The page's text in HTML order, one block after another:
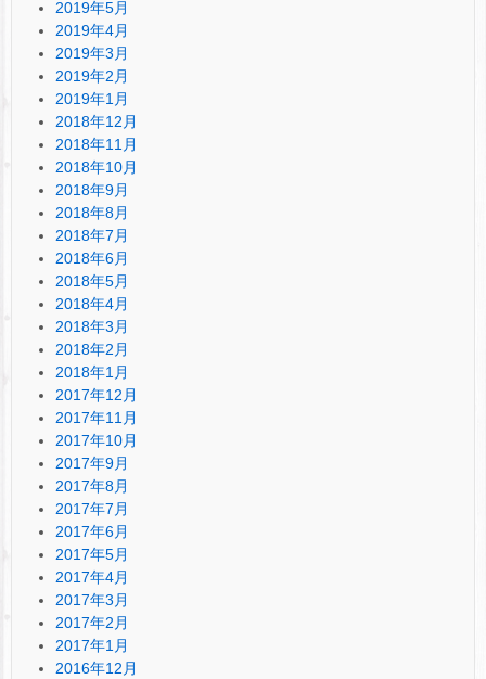
2019年5月
2019年4月
2019年3月
2019年2月
2019年1月
2018年12月
2018年11月
2018年10月
2018年9月
2018年8月
2018年7月
2018年6月
2018年5月
2018年4月
2018年3月
2018年2月
2018年1月
2017年12月
2017年11月
2017年10月
2017年9月
2017年8月
2017年7月
2017年6月
2017年5月
2017年4月
2017年3月
2017年2月
2017年1月
2016年12月